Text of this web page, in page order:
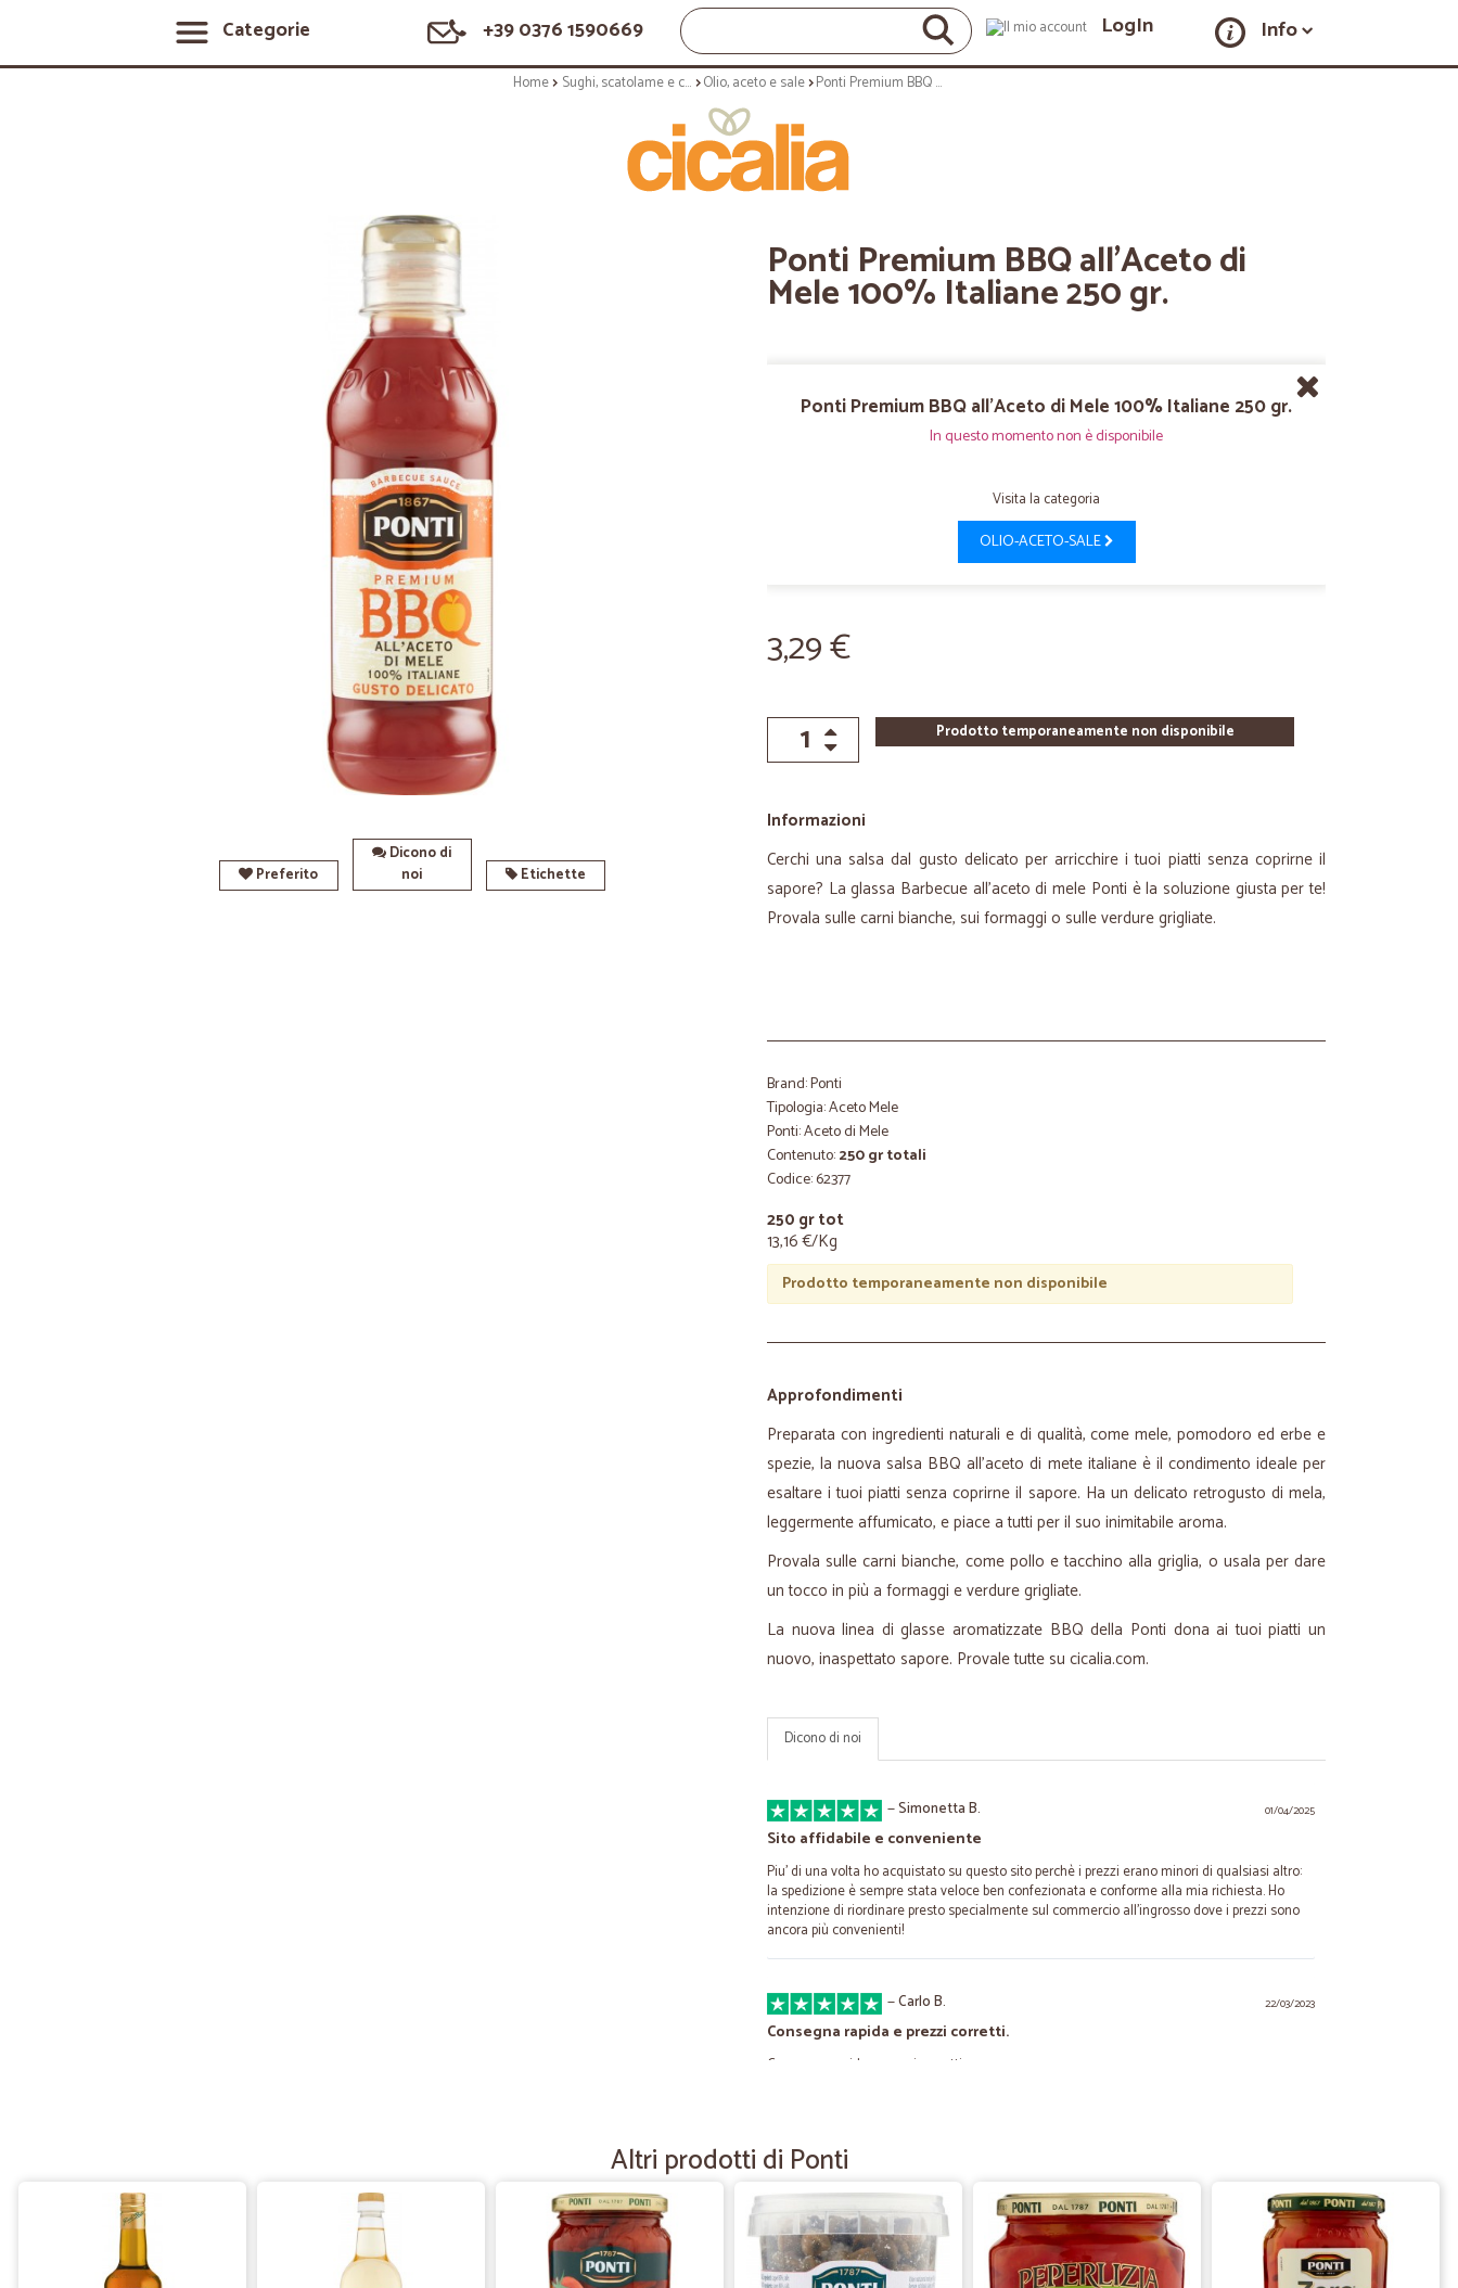
Categorie +39 0376 1590669 LogIn Info
Home Sughi, scatolame e condimenti Olio, aceto e sale Ponti Premium BBQ all'Aceto di Mele 100% Italiane 250 gr.
Preferito
Dicono di
noi
Etichette
Ponti Premium BBQ all'Aceto di
Mele 100% Italiane 250 gr.
Ponti Premium BBQ all'Aceto di Mele 100% Italiane 250 gr.
In questo momento non è disponibile
Visita la categoria
OLIO-ACETO-SALE
3,29 €
Prodotto temporaneamente non disponibile
Informazioni
Cerchi una salsa dal gusto delicato per arricchire i tuoi piatti senza coprirne il
sapore? La glassa Barbecue all'aceto di mele Ponti è la soluzione giusta per te!
Provala sulle carni bianche, sui formaggi o sulle verdure grigliate.
Brand: Ponti
Tipologia: Aceto Mele
Ponti: Aceto di Mele
Contenuto:250 gr totali
Codice: 62377
250 gr tot
13,16 €/Kg
Prodotto temporaneamente non disponibile
Approfondimenti
Preparata con ingredienti naturali e di qualità, come mele, pomodoro ed erbe e
spezie, la nuova salsa BBQ all'aceto di mete italiane è il condimento ideale per
esaltare i tuoi piatti senza coprirne il sapore. Ha un delicato retrogusto di mela,
leggermente affumicato, e piace a tutti per il suo inimitabile aroma.
Provala sulle carni bianche, come pollo e tacchino alla griglia, o usala per dare
un tocco in più a formaggi e verdure grigliate.
La nuova linea di glasse aromatizzate BBQ della Ponti dona ai tuoi piatti un
nuovo, inaspettato sapore. Provale tutte su cicalia.com.
Dicono di noi
01/04/2025
—Simonetta B.
Sito affidabile e conveniente
Piu' di una volta ho acquistato su questo sito perchè i prezzi erano minori di qualsiasi altro:
la spedizione è sempre stata veloce ben confezionata e conforme alla mia richiesta. Ho
intenzione di riordinare presto specialmente sul commercio all'ingrosso dove i prezzi sono
ancora più convenienti!
22/03/2023
—Carlo B.
Consegna rapida e prezzi corretti.
Consegna rapida e prezzi corretti.
servizio ottimo e puntuale,
servizio ottimo e puntuale,
12/03/2021
—.
Altri prodotti di Ponti